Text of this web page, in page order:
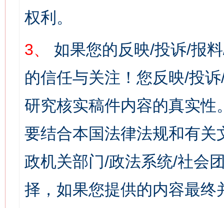
权利。
3、
如果您的反映/投诉/报
的信任与关注！您反映/投
研究核实稿件内容的真实
要结合本国法律法规和有关
政机关部门/政法系统/社会
择，如果您提供的内容最